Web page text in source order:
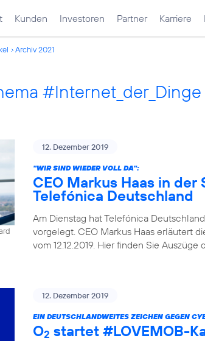
Kunden Investoren Partner Karriere
Archiv 2021
#Internet_der_Dinge
12. Dezember 2019
"WIR SIND WIEDER VOLL DA":
CEO Markus Haas in
Telefónica Deutschland
Am Dienstag hat Telefónica
vorgelegt. CEO Markus Haas erläutert
vom 12.12.2019. Hier finden Sie Auszüge
12. Dezember 2019
EIN DEUTSCHLANDWEITES ZEICHEN GEGEN
O2 startet #LOVEMOB-